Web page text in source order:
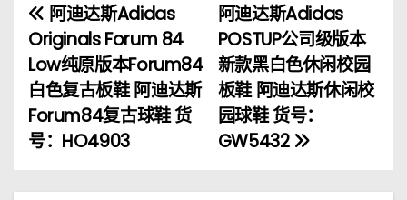
文
章
导
航
阿迪达斯Adidas
POSTUP公司级版本
新款黑白色休闲校园
板鞋 阿迪达斯休闲校
园球鞋 货号：
GW5432
阿迪达斯Adidas
Originals Forum 84
Low纯原版本Forum84
白色复古板鞋 阿迪达斯
Forum84复古球鞋 货
号：HO4903